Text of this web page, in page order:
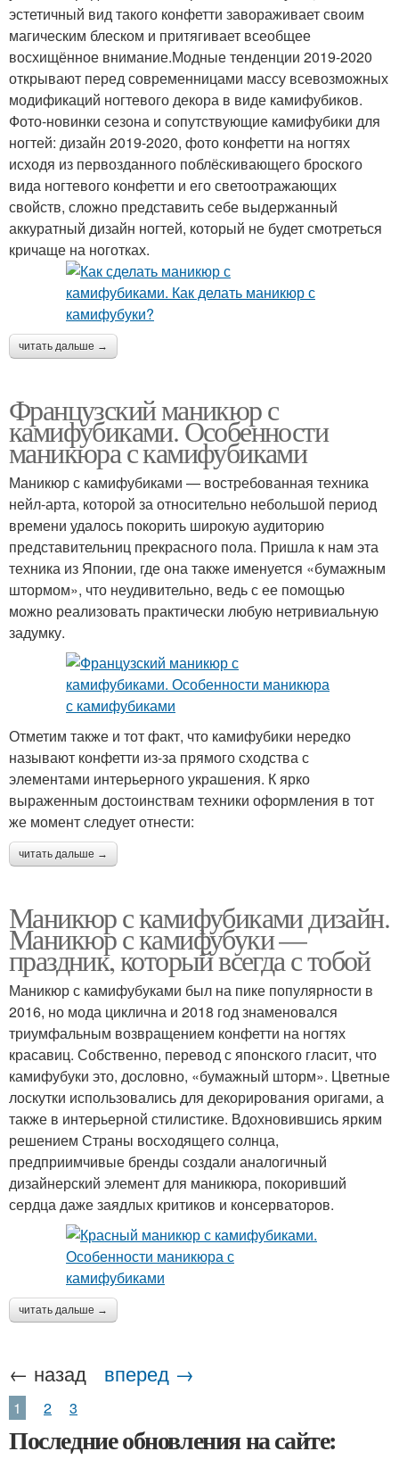
эстетичный вид такого конфетти завораживает своим
магическим блеском и притягивает всеобщее
восхищённое внимание.Модные тенденции 2019-2020
открывают перед современницами массу всевозможных
модификаций ногтевого декора в виде камифубиков.
Фото-новинки сезона и сопутствующие камифубики для
ногтей: дизайн 2019-2020, фото конфетти на ногтях
исходя из первозданного поблёскивающего броского
вида ногтевого конфетти и его светоотражающих
свойств, сложно представить себе выдержанный
аккуратный дизайн ногтей, который не будет смотреться
кричаще на ноготках.
читать дальше →
Французский маникюр с
камифубиками. Особенности
маникюра с камифубиками
Маникюр с камифубиками — востребованная техника
нейл-арта, которой за относительно небольшой период
времени удалось покорить широкую аудиторию
представительниц прекрасного пола. Пришла к нам эта
техника из Японии, где она также именуется «бумажным
штормом», что неудивительно, ведь с ее помощью
можно реализовать практически любую нетривиальную
задумку.
Отметим также и тот факт, что камифубики нередко
называют конфетти из-за прямого сходства с
элементами интерьерного украшения. К ярко
выраженным достоинствам техники оформления в тот
же момент следует отнести:
читать дальше →
Маникюр с камифубиками дизайн.
Маникюр с камифубуки —
праздник, который всегда с тобой
Маникюр с камифубуками был на пике популярности в
2016, но мода циклична и 2018 год знаменовался
триумфальным возвращением конфетти на ногтях
красавиц. Собственно, перевод с японского гласит, что
камифубуки это, дословно, «бумажный шторм». Цветные
лоскутки использовались для декорирования оригами, а
также в интерьерной стилистике. Вдохновившись ярким
решением Страны восходящего солнца,
предприимчивые бренды создали аналогичный
дизайнерский элемент для маникюра, покоривший
сердца даже заядлых критиков и консерваторов.
читать дальше →
← назад вперед →
1 2 3
Последние обновления на сайте: